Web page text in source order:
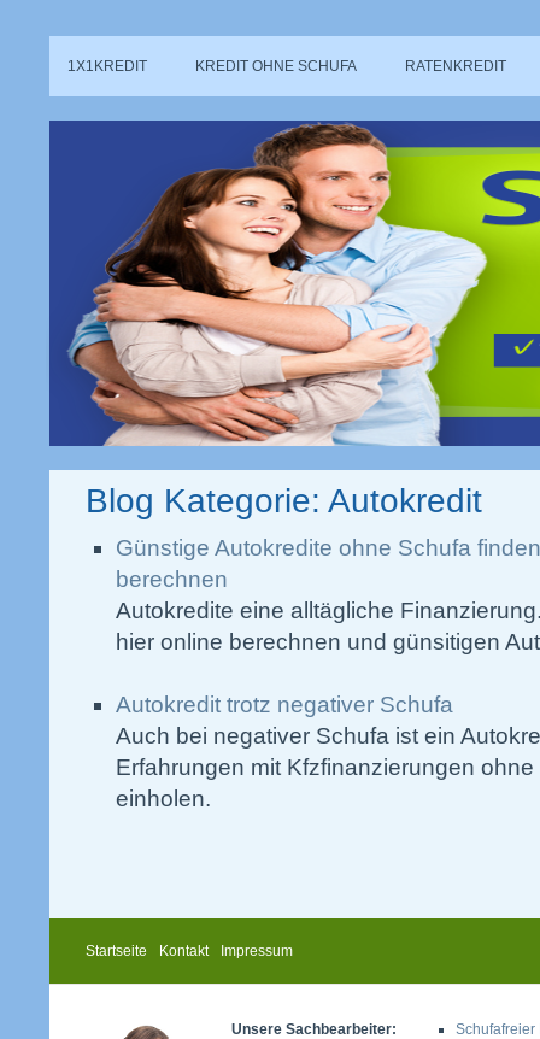
1X1KREDIT KREDIT OHNE SCHUFA RATENKREDIT
Blog Kategorie: Autokredit
Günstige Autokredite ohne Schufa
berechnen
Autokredite eine alltägliche
hier online berechnen und günsitigen
Autokredit trotz negativer Schufa
Auch bei negativer Schufa ist ein
Erfahrungen mit Kfzfinanzierungen
einholen.
Startseite Kontakt Impressum
Unsere Sachbearbeiter:
Schufafreier